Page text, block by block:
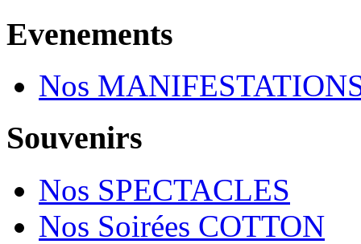
Evenements
Nos
Souvenirs
Nos SPECTACLES
Nos Soirées COTTON